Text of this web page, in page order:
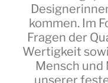
kommen. Im
Fragen der
Wertigkeit
Mensch und
unserer